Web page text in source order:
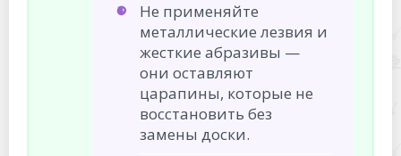
Не применяйте
металлические лезвия и
жесткие абразивы —
они оставляют
царапины, которые не
восстановить без
замены доски.